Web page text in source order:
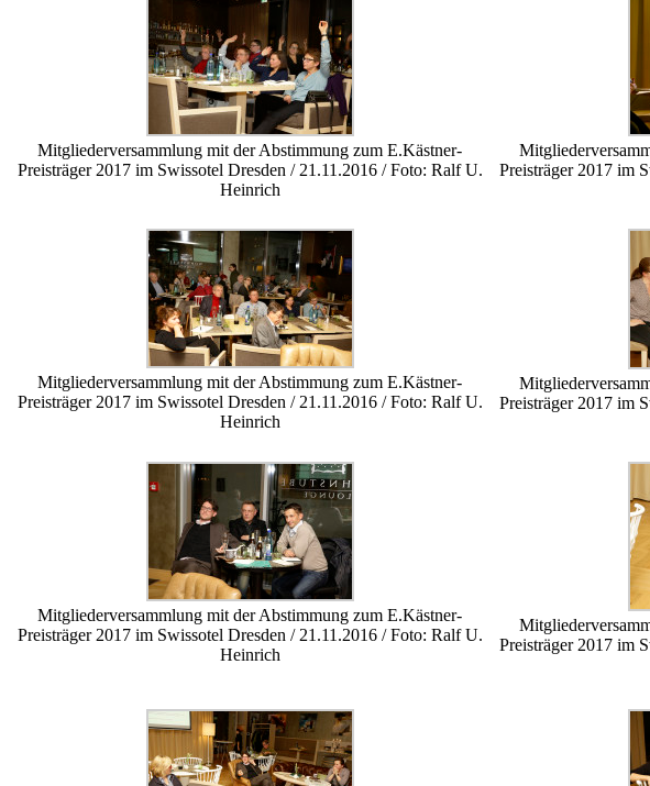
Mitgliederversammlung mit der Abstimmung zum E.Kästner-
Preisträger 2017 im Swissotel Dresden / 21.11.2016 / Foto: Ralf U.
Heinrich
Preisträger 2017 im
Mitgliederversammlung mit der Abstimmung zum E.Kästner-
Preisträger 2017 im Swissotel Dresden / 21.11.2016 / Foto: Ralf U.
Heinrich
Preisträger 2017 im
Mitgliederversammlung mit der Abstimmung zum E.Kästner-
Preisträger 2017 im Swissotel Dresden / 21.11.2016 / Foto: Ralf U.
Heinrich
Preisträger 2017 im